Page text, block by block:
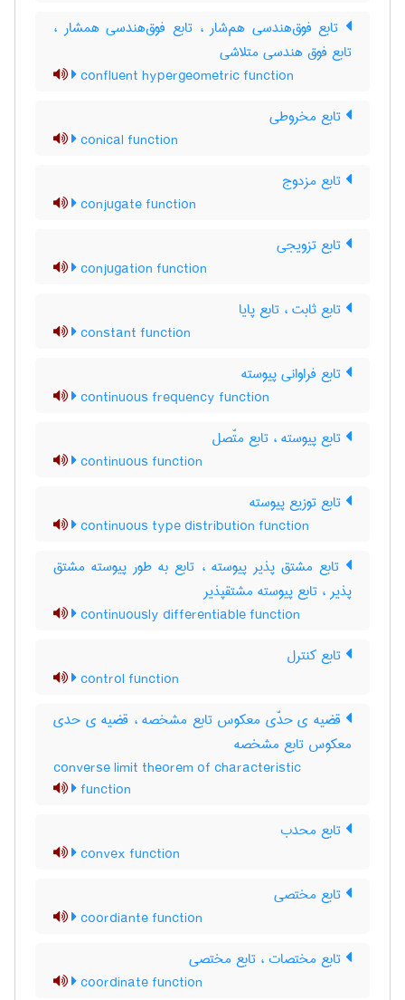
تابع فوق‌هندسی هم‌شار ، تابع فوق‌هندسی همشار ،
تابع فوق هندسی متلاشی
confluent hypergeometric function
تابع مخروطی
conical function
تابع مزدوج
conjugate function
تابع تزویجی
conjugation function
تابع ثابت ، تابع پایا
constant function
تابع فراوانی پیوسته
continuous frequency function
تابع پیوسته ، تابع متّصل
continuous function
تابع توزیع پیوسته
continuous type distribution function
تابع مشتق پذیر پیوسته ، تابع به طور پیوسته مشتق
پذیر ، تابع پیوسته مشتقپذیر
continuously differentiable function
تابع کنترل
control function
قضیه ی حدّی معکوس تابع مشخصه ، قضیه ی حدی
معکوس تابع مشخصه
converse limit theorem of characteristic
function
تابع محدب
convex function
تابع مختصی
coordiante function
تابع مختصات ، تابع مختصی
coordinate function